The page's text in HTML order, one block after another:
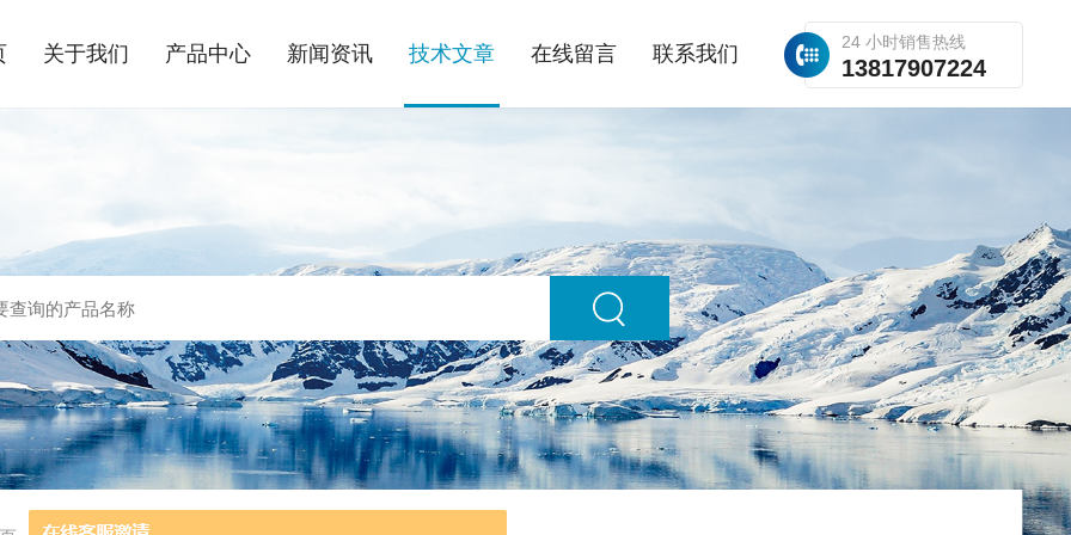
24 小时销售热线
13817907224
关于我们 产品中心 新闻资讯 技术文章 在线留言 联系我们